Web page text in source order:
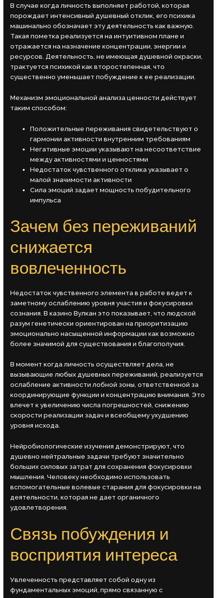
В случае когда личность выполняет работой, которая
порождает интенсивный душевный отклик, его психика
машинально обозначает эту деятельность как важную.
Такая пометка реализуется на интуитивном плане и
отражается на назначение концентрации, энергии и
ресурсов. Деятельность, не имеющая душевной окраски,
трактуется психикой как второстепенная, что
существенно уменьшает побуждение к ее реализации.
Механизм эмоциональной анализа ценности действует
таким способом:
Положительные переживания свидетельствуют о
гармонии активности внутренним требованиям
Негативные эмоции указывают на несоответствие
между активностями и ценностями
Недостаток чувственного отклика указывает о
малой значимости активности
Сила эмоций задает мощность побудительного
импульса
Зачем без переживаний
снижается
вовлеченность
Недостаток чувственного элемента в работе ведет к
заметному ослаблению уровня участия и фокусировки
сознания. В казино Вулкан это показывает, что людской
разум генетически ориентирован на приоритизацию
эмоционально насыщенной информации как возможно
более значимой для существования и благополучия.
В момент когда личность осуществляет дела, не
вызывающие любых душевных переживаний, реализуется
ослабление активности лобной зоны, ответственной за
координирующие функции и концентрацию внимания. Это
влечет к увеличению числа погрешностей, снижению
скорости реализации задач и всеобщему ухудшению
уровня исхода.
Нейробиологические изучения демонстрируют, что
душевно нейтральные задачи требуют значительно
больших силовых затрат для сохранения фокусировки
мышления. Человеку необходимо использовать
вспомогательные волевые старания для фокусировки на
деятельности, которая не дает органичного
удовлетворения.
Связь побуждения и
восприятия интереса
Увлеченность представляет собой одну из
фундаментальных эмоций, прямо связанную с